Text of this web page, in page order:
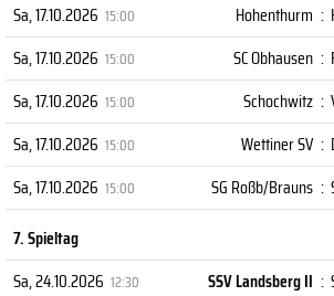
Sa, 17.10.2026 15:00 Hohenthurm :
Sa, 17.10.2026 15:00 SC Obhausen :
Sa, 17.10.2026 15:00 Schochwitz :
Sa, 17.10.2026 15:00 Wettiner SV :
Sa, 17.10.2026 15:00 SG Roßb/Brauns :
7. Spieltag
Sa, 24.10.2026 12:30 SSV Landsberg II :